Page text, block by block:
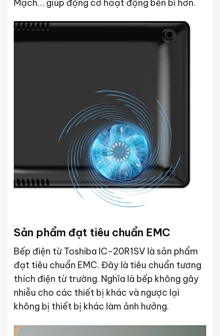
Mạch… giúp động cơ hoạt động bền bỉ hơn.
Sản phẩm đạt tiêu chuẩn EMC
Bếp điện từ Toshiba IC-20R1SV là sản phẩm
đạt tiêu chuẩn EMC. Đây là tiêu chuẩn tương
thích điện từ trường. Nghĩa là bếp không gây
nhiễu cho các thiết bị khác và ngược lại
không bị thiết bị khác làm ảnh hưởng.